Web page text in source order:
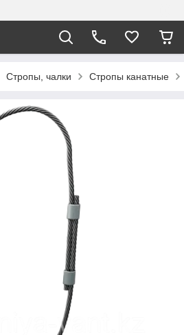
Стропы, чалки Стропы канатные